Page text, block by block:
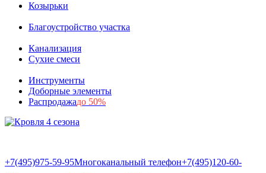
Козырьки
Благоустройство участка
Канализация
Сухие смеси
Инструменты
Доборные элементы
Распродажадо 50%
+7(495)975-59-95Многоканальный телефон+7(495)120-60-